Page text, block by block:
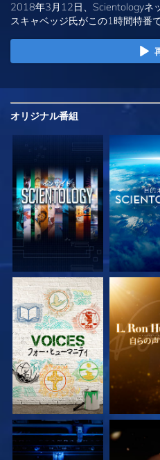
2018年3月12日、Scientologyネ
スキャベッジ氏がこの1時間特番で
オリジナル番組
シリーズを探求 シリーズ